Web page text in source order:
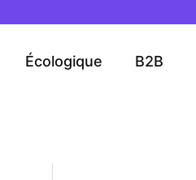
Écologique B2B